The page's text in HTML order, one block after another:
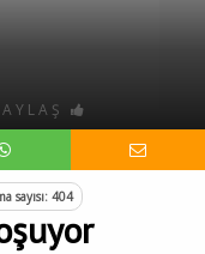
sayısı: 404